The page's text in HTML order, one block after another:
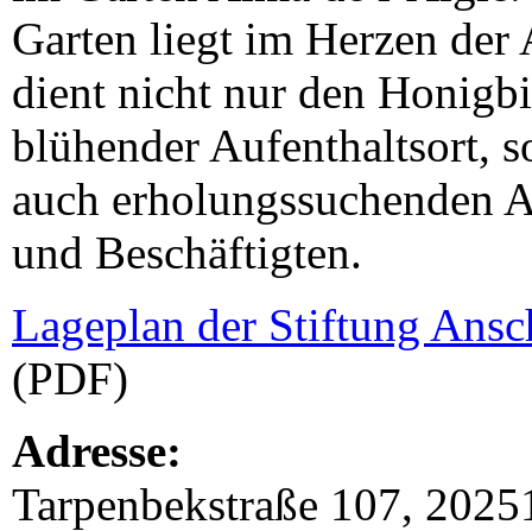
Garten liegt im Herzen der
dient nicht nur den
blühender Aufenthaltsort,
auch erholungssuchenden
und Beschäftigten.
Lageplan der Stiftung
(PDF)
Adresse:
Tarpenbekstraße 107,